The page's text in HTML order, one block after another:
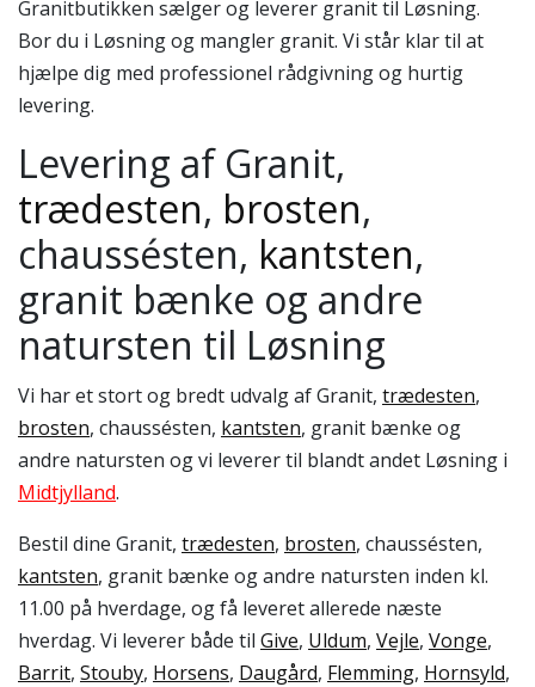
Granitbutikken sælger og leverer granit til Løsning.
Bor du i Løsning og mangler granit. Vi står klar til at
hjælpe dig med professionel rådgivning og hurtig
levering.
Levering af Granit,
trædesten, brosten,
chaussésten, kantsten,
granit bænke og andre
natursten til Løsning
Vi har et stort og bredt udvalg af Granit, trædesten,
brosten, chaussésten, kantsten, granit bænke og
andre natursten og vi leverer til blandt andet Løsning i
Midtjylland.
Bestil dine Granit, trædesten, brosten, chaussésten,
kantsten, granit bænke og andre natursten inden kl.
11.00 på hverdage, og få leveret allerede næste
hverdag. Vi leverer både til Give, Uldum, Vejle, Vonge,
Barrit, Stouby, Horsens, Daugård, Flemming, Hornsyld,